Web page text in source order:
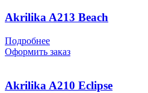
Akrilika A213 Beach
Подробнее
Оформить заказ
Akrilika A210 Eclipse